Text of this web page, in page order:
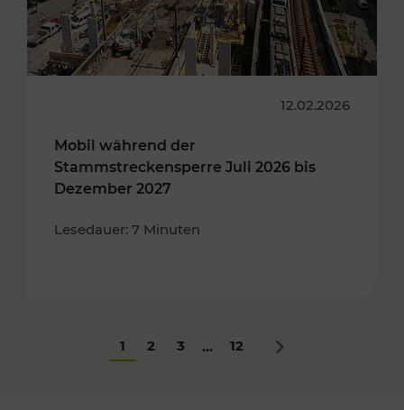
12.02.2026
Mobil während der
Stammstreckensperre Juli 2026 bis
Dezember 2027
Lesedauer: 7 Minuten
1 2 3 ... 12 Nächstes